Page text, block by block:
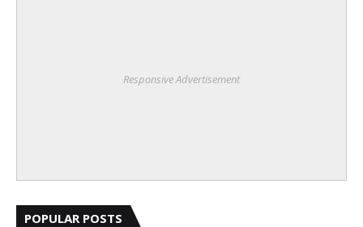
Responsive Advertisement
POPULAR POSTS